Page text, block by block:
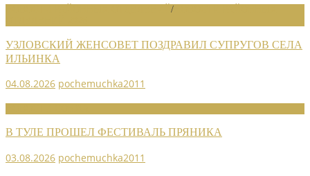
/
УЗЛОВСКИЙ ЖЕНСОВЕТ ПОЗДРАВИЛ СУПРУГОВ СЕЛА
ИЛЬИНКА
04.08.2026 pochemuchka2011
В ТУЛЕ ПРОШЕЛ ФЕСТИВАЛЬ ПРЯНИКА
03.08.2026 pochemuchka2011